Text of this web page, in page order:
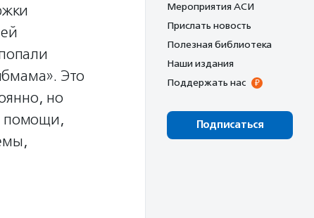
Это
но
помощи,
Мероприятия АСИ
Прислать новость
Полезная библиотека
Наши издания
Поддержать нас
Подписаться